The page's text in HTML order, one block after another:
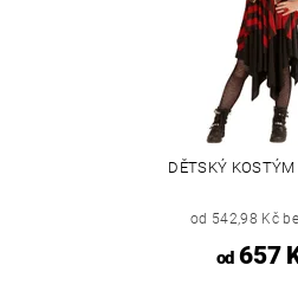
DĚTSKÝ KOSTÝM
od 542,98 Kč
od657